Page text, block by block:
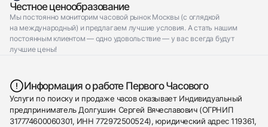
Честное ценообразование
Мы постоянно мониторим часовой рынок Москвы (с оглядкой
на международный) и предлагаем лучшие условия. А стать нашим
постоянным клиентом — одно удовольствие — у вас всегда будут
лучшие цены!
Информация о работе Первого Часового
Услуги по поиску и продаже часов оказывает Индивидуальный
предприниматель Долгушин Сергей Вячеславович (ОГРНИП
317774600060301, ИНН 772972500524), юридический адрес 119361,